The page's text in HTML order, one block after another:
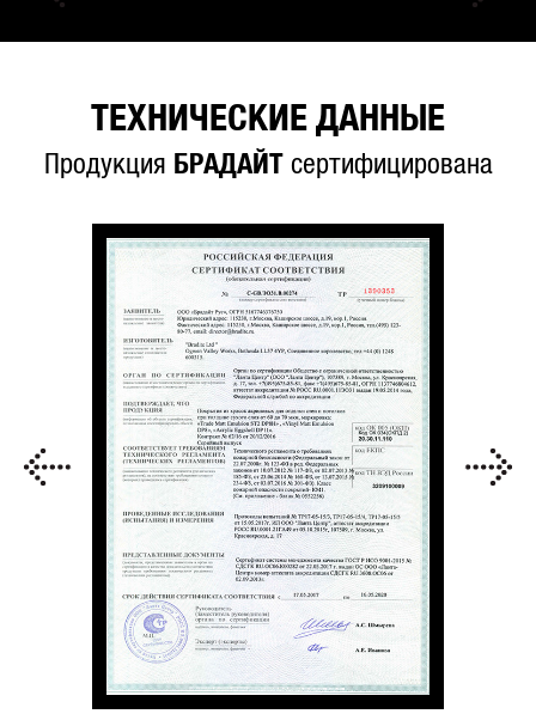
ТЕХНИЧЕСКИЕ ДАННЫЕ
Продукция БРАДАЙТсертифицирована